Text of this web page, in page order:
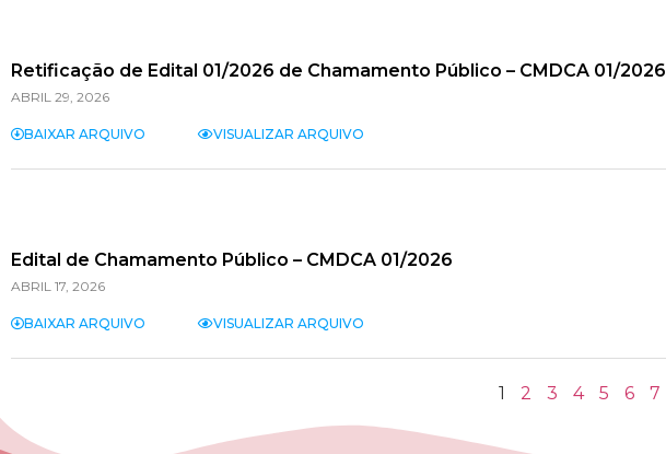
Retificação de Edital 01/2026 de Chamamento Público – CMDCA 01/2026
ABRIL 29, 2026
BAIXAR ARQUIVO VISUALIZAR ARQUIVO
Edital de Chamamento Público – CMDCA 01/2026
ABRIL 17, 2026
BAIXAR ARQUIVO VISUALIZAR ARQUIVO
1 2 3 4 5 6 7